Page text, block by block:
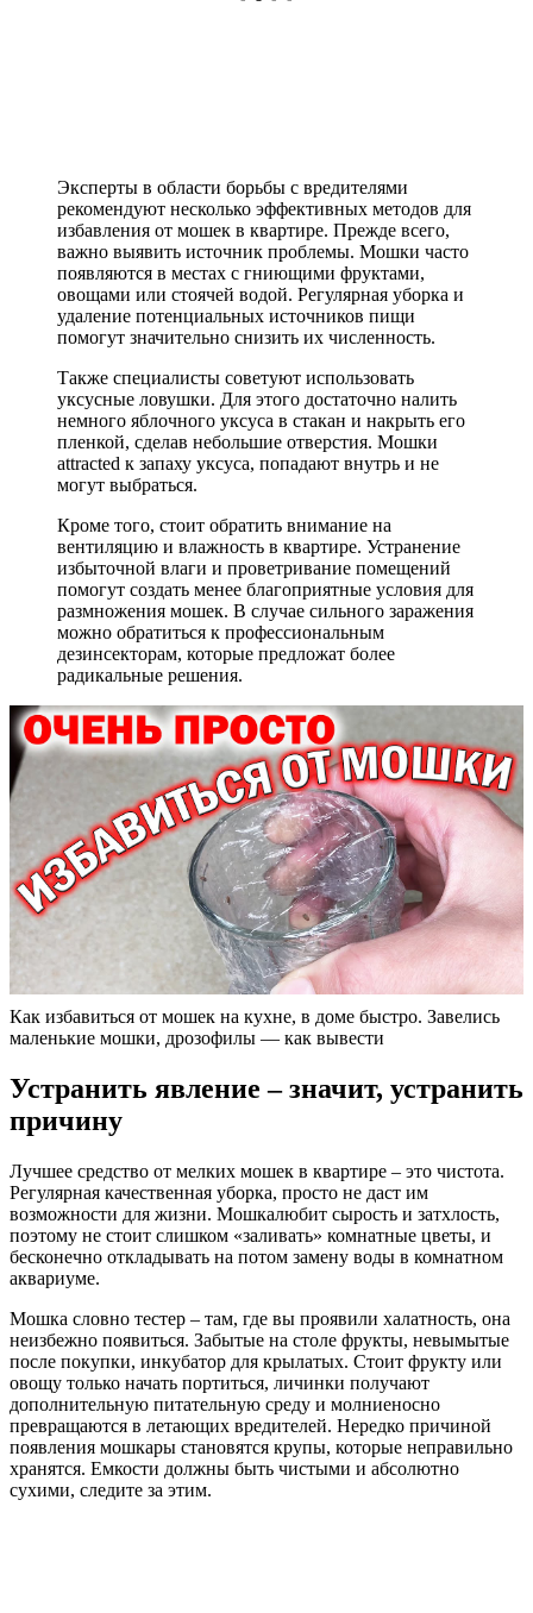
Эксперты в области борьбы с вредителями
рекомендуют несколько эффективных методов для
избавления от мошек в квартире. Прежде всего,
важно выявить источник проблемы. Мошки часто
появляются в местах с гниющими фруктами,
овощами или стоячей водой. Регулярная уборка и
удаление потенциальных источников пищи
помогут значительно снизить их численность.
Также специалисты советуют использовать
уксусные ловушки. Для этого достаточно налить
немного яблочного уксуса в стакан и накрыть его
пленкой, сделав небольшие отверстия. Мошки
attracted к запаху уксуса, попадают внутрь и не
могут выбраться.
Кроме того, стоит обратить внимание на
вентиляцию и влажность в квартире. Устранение
избыточной влаги и проветривание помещений
помогут создать менее благоприятные условия для
размножения мошек. В случае сильного заражения
можно обратиться к профессиональным
дезинсекторам, которые предложат более
радикальные решения.
Как избавиться от мошек на кухне, в доме быстро. Завелись
маленькие мошки, дрозофилы — как вывести
Устранить явление – значит, устранить
причину
Лучшее средство от мелких мошек в квартире – это чистота.
Регулярная качественная уборка, просто не даст им
возможности для жизни. Мошкалюбит сырость и затхлость,
поэтому не стоит слишком «заливать» комнатные цветы, и
бесконечно откладывать на потом замену воды в комнатном
аквариуме.
Мошка словно тестер – там, где вы проявили халатность, она
неизбежно появиться. Забытые на столе фрукты, невымытые
после покупки, инкубатор для крылатых. Стоит фрукту или
овощу только начать портиться, личинки получают
дополнительную питательную среду и молниеносно
превращаются в летающих вредителей. Нередко причиной
появления мошкары становятся крупы, которые неправильно
хранятся. Емкости должны быть чистыми и абсолютно
сухими, следите за этим.